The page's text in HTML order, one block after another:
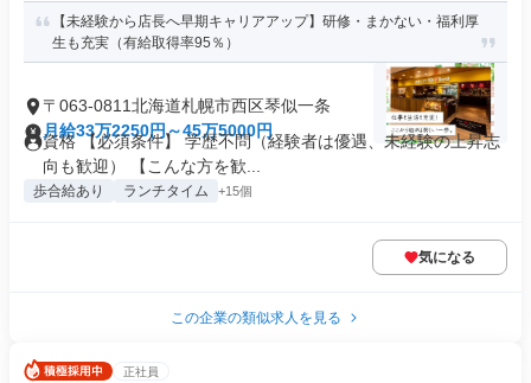
【未経験から店長へ早期キャリアアップ】研修・まかない・福利厚
生も充実（有給取得率95％）
〒063-0811北海道札幌市西区琴似一条
月給33万2250円～45万5000円
資格 【必須条件】 学歴不問（経験者は優遇、未経験の上昇志
向も歓迎） 【こんな方を歓...
歩合給あり ランチタイム +15個
気になる
この企業の類似求人を見る
正社員